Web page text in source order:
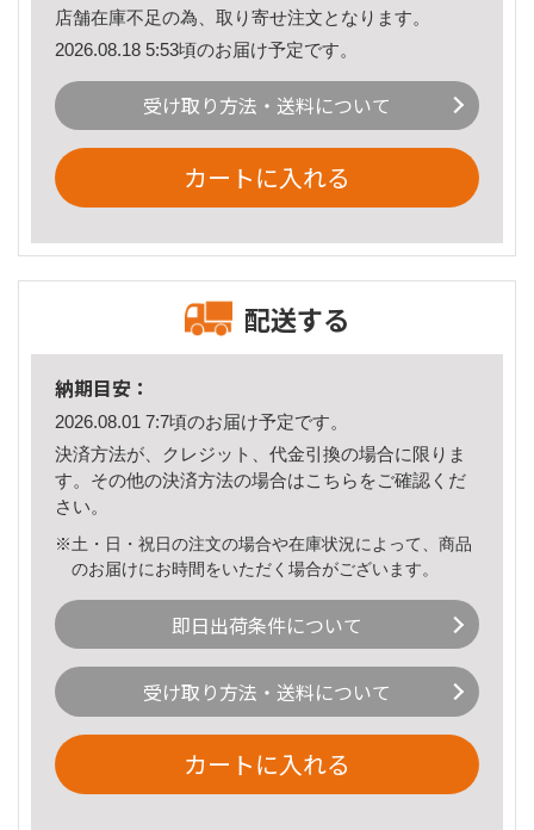
店舗在庫不足の為、取り寄せ注文となります。
2026.08.18 5:53頃のお届け予定です。
受け取り方法・送料について
カートに入れる
配送する
納期目安：
2026.08.01 7:7頃のお届け予定です。
決済方法が、クレジット、代金引換の場合に限りま
す。その他の決済方法の場合はこちら をご確認くだ
さい。
※土・日・祝日の注文の場合や在庫状況によって、商品
のお届けにお時間をいただく場合がございます。
即日出荷条件について
受け取り方法・送料について
カートに入れる